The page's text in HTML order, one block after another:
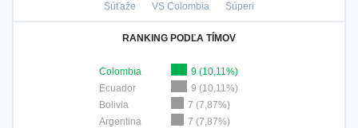
Súperi
VS Colombia
Súťaže
RANKING PODĽA TÍMOV
Colombia
9 (10,11%)
Ecuador
9 (10,11%)
Bolivia
7 (7,87%)
Argentina
7 (7,87%)